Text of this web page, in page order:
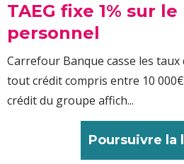
TAEG fixe 1% sur
personnel
Carrefour Banque casse les
tout crédit compris entre 10
crédit du groupe affich...
Poursuivre la